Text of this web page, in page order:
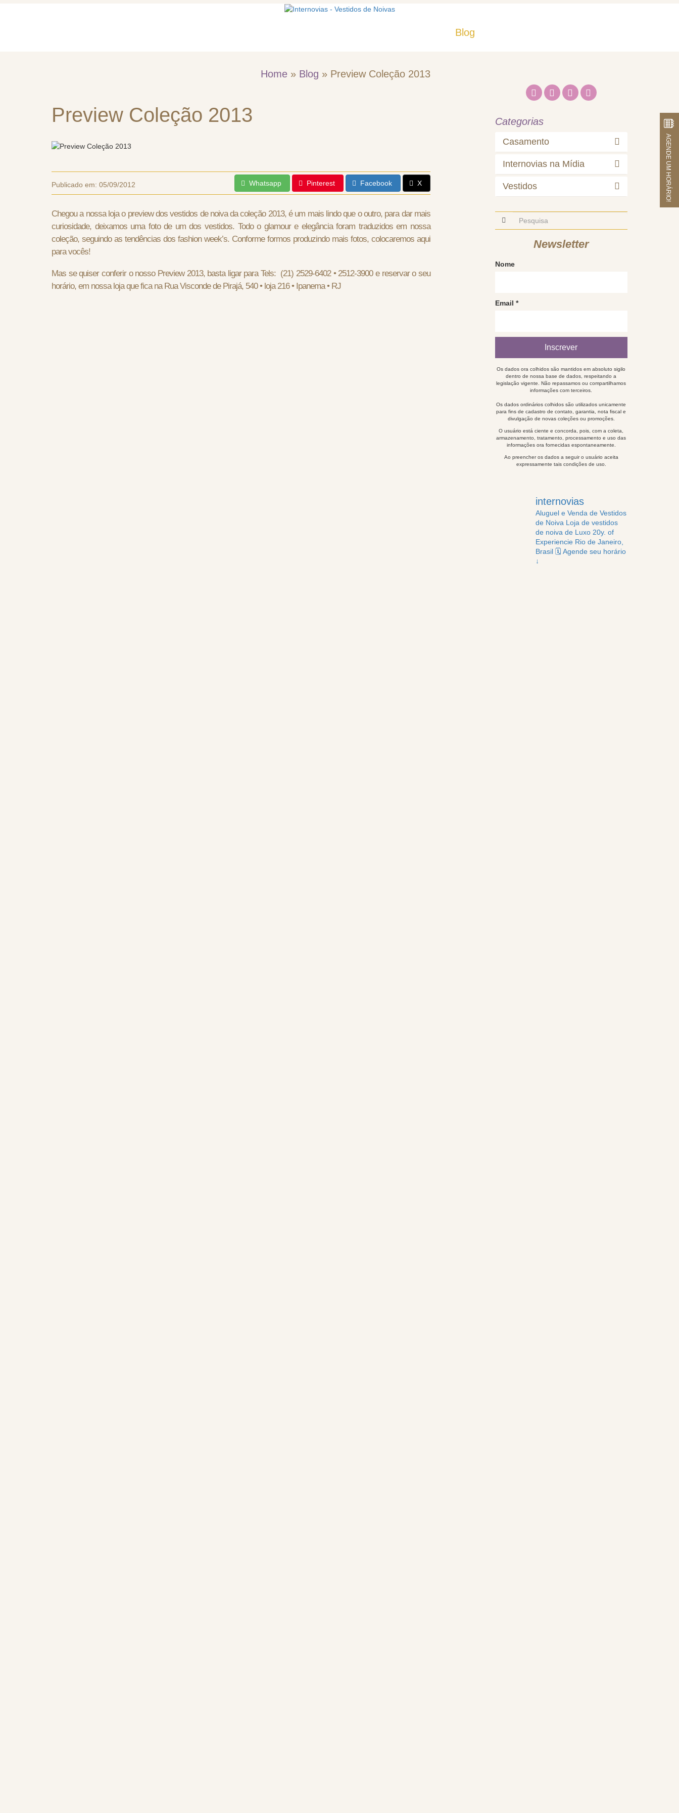
Blog
Home » Blog » Preview Coleção 2013
Preview Coleção 2013
Publicado em: 05/09/2012 Whatsapp Pinterest Facebook X
Chegou a nossa loja o preview dos vestidos de noiva da coleção 2013, é um mais lindo que o outro, para dar mais
curiosidade, deixamos uma foto de um dos vestidos. Todo o glamour e elegância foram traduzidos em nossa
coleção, seguindo as tendências dos fashion week’s. Conforme formos produzindo mais fotos, colocaremos aqui
para vocês!
Mas se quiser conferir o nosso Preview 2013, basta ligar para Tels: (21) 2529-6402 • 2512-3900 e reservar o seu
horário, em nossa loja que fica na Rua Visconde de Pirajá, 540 • loja 216 • Ipanema • RJ
Categorias
Casamento
Internovias na Mídia
Vestidos
Newsletter
Nome
Email *
Os dados ora colhidos são mantidos em absoluto sigilo
dentro de nossa base de dados, respeitando a
legislação vigente. Não repassamos ou compartilhamos
informações com terceiros.
Os dados ordinários colhidos são utilizados unicamente
para fins de cadastro de contato, garantia, nota fiscal e
divulgação de novas coleções ou promoções.
O usuário está ciente e concorda, pois, com a coleta,
armazenamento, tratamento, processamento e uso das
informações ora fornecidas espontaneamente.
Ao preencher os dados a seguir o usuário aceita
expressamente tais condições de uso.
internovias
Aluguel e Venda de Vestidos
de NoivaLoja de vestidos
de noiva de Luxo20y. of
ExperiencieRio de Janeiro,
Brasil 🗓️ Agende seu horário
↓
AGENDE UM HORÁRIO!